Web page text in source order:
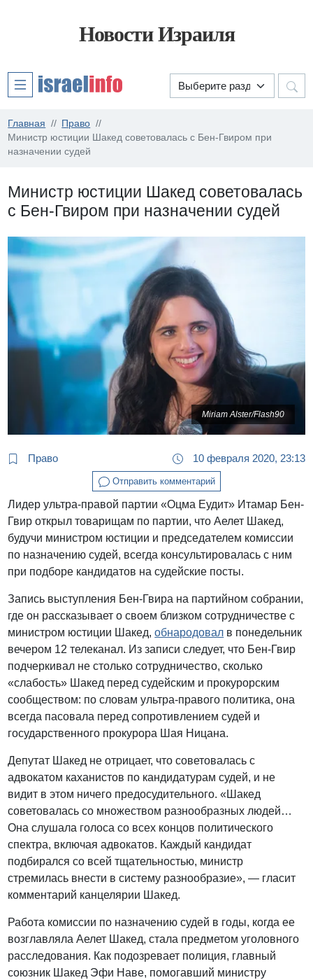
Новости Израиля
Главная
Право
Министр юстиции Шакед советовалась с Бен-Гвиром при
назначении судей
Министр юстиции Шакед советовалась
с Бен-Гвиром при назначении судей
Miriam Alster/Flash90
Право 10 февраля 2020, 23:13
Отправить комментарий
Лидер ультра-правой партии «Оцма Еудит» Итамар Бен-
Гвир открыл товарищам по партии, что Аелет Шакед,
будучи министром юстиции и председателем комиссии
по назначению судей, всегда консультировалась с ним
при подборе кандидатов на судейские посты.
Запись выступления Бен-Гвира на партийном собрании,
где он рассказывает о своем близком сотрудничестве с
министром юстиции Шакед,обнародовал в понедельник
вечером 12 телеканал. Из записи следует, что Бен-Гвир
подчеркивал не столько сотрудничество, сколько
«слабость» Шакед перед судейским и прокурорским
сообществом: по словам ультра-правого политика, она
всегда пасовала перед сопротивлением судей и
государственного прокурора Шая Ницана.
Депутат Шакед не отрицает, что советовалась с
адвокатом каханистов по кандидатурам судей, и не
видит в этом ничего предосудительного. «Шакед
советовалась со множеством разнообразных людей…
Она слушала голоса со всех концов политического
спектра, включая адвокатов. Каждый кандидат
подбирался со всей тщательностью, министр
стремилась внести в систему разнообразие», — гласит
комментарий канцелярии Шакед.
Работа комиссии по назначению судей в годы, когда ее
возглавляла Аелет Шакед, стала предметом уголовного
расследования. Как подозревает полиция, главный
союзник Шакед Эфи Наве, помогавший министру